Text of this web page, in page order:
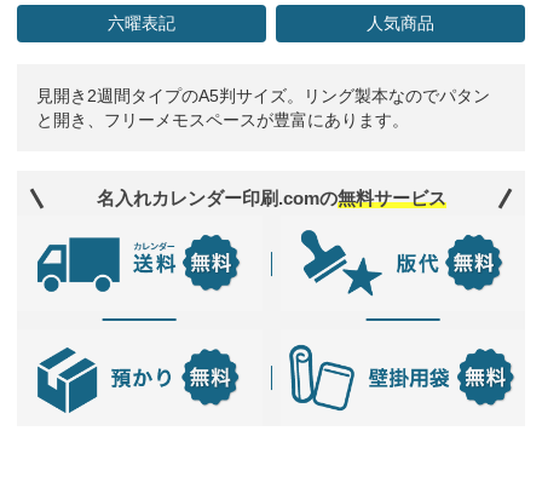
六曜表記 人気商品
見開き2週間タイプのA5判サイズ。リング製本なのでパタン
と開き、フリーメモスペースが豊富にあります。
名入れカレンダー印刷.comの無料サービス